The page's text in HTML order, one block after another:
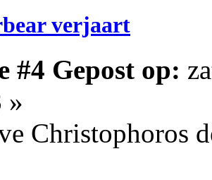
verjaart
#4 Gepost op:
»
Christophoros